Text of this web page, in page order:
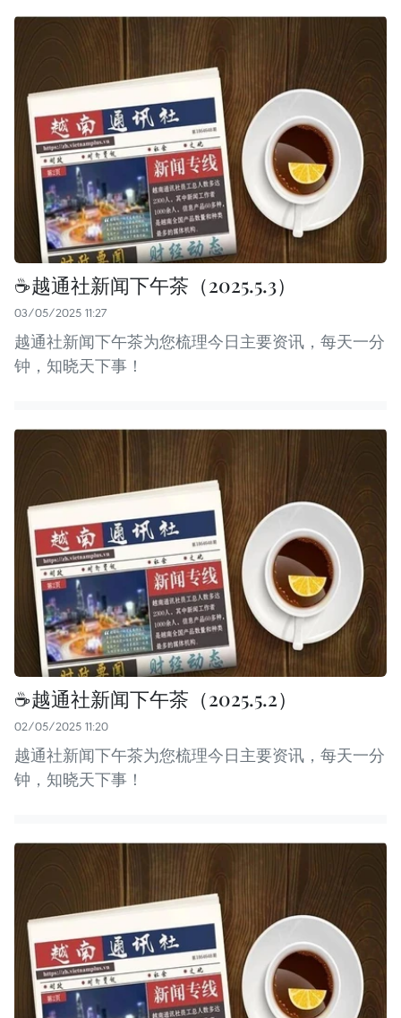
☕️️越通社新闻下午茶（2025.5.3）
03/05/2025 11:27
越通社新闻下午茶为您梳理今日主要资讯，每天一分
钟，知晓天下事！
☕️️越通社新闻下午茶（2025.5.2）
02/05/2025 11:20
越通社新闻下午茶为您梳理今日主要资讯，每天一分
钟，知晓天下事！